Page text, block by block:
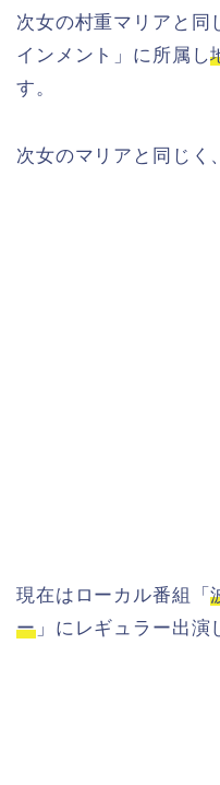
次女の村重マリアと同
インメント」に所属し
す。
次女のマリアと同じく
現在はローカル番組「
ー」にレギュラー出演